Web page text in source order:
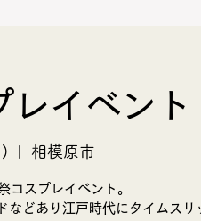
支援活動
レイベン
相模原市
スプレイベント。
などあり江戸時代にタイムスリ